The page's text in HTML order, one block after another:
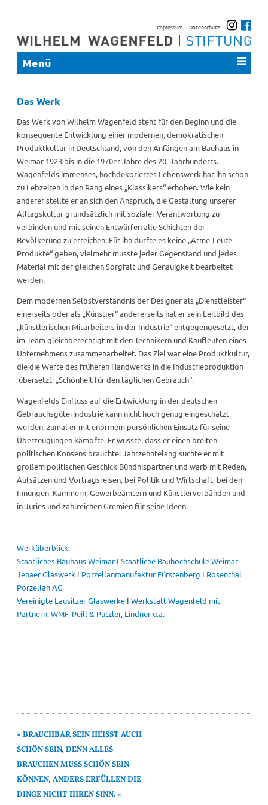
Impressum Datenschutz
Menü
Das Werk
Das Werk von Wilhelm Wagenfeld steht für den Beginn und die
konsequente Entwicklung einer modernen, demokratischen
Produktkultur in Deutschland, von den Anfängen am Bauhaus in
Weimar 1923 bis in die 1970er Jahre des 20. Jahrhunderts.
Wagenfelds immenses, hochdekoriertes Lebenswerk hat ihn schon
zu Lebzeiten in den Rang eines „Klassikers“ erhoben. Wie kein
anderer stellte er an sich den Anspruch, die Gestaltung unserer
Alltagskultur grundsätzlich mit sozialer Verantwortung zu
verbinden und mit seinen Entwürfen alle Schichten der
Bevölkerung zu erreichen: Für ihn durfte es keine „Arme-Leute-
Produkte“ geben, vielmehr musste jeder Gegenstand und jedes
Material mit der gleichen Sorgfalt und Genauigkeit bearbeitet
werden.
Dem modernen Selbstverständnis der Designer als „Dienstleister“
einerseits oder als „Künstler“ andererseits hat er sein Leitbild des
„künstlerischen Mitarbeiters in der Industrie“ entgegengesetzt, der
im Team gleichberechtigt mit den Technikern und Kaufleuten eines
Unternehmens zusammenarbeitet. Das Ziel war eine Produktkultur,
die die Werte des früheren Handwerks in die Industrieproduktion
übersetzt: „Schönheit für den täglichen Gebrauch“.
Wagenfelds Einfluss auf die Entwicklung in der deutschen
Gebrauchsgüterindustrie kann nicht hoch genug eingeschätzt
werden, zumal er mit enormem persönlichen Einsatz für seine
Überzeugungen kämpfte. Er wusste, dass er einen breiten
politischen Konsens brauchte: Jahrzehntelang suchte er mit
großem politischen Geschick Bündnispartner und warb mit Reden,
Aufsätzen und Vortragsreisen, bei Politik und Wirtschaft, bei den
Innungen, Kammern, Gewerbeämtern und Künstlerverbänden und
in Juries und zahlreichen Gremien für seine Ideen.
Werküberblick:
Staatliches Bauhaus Weimar I Staatliche Bauhochschule Weimar
Jenaer Glaswerk I Porzellanmanufaktur Fürstenberg I Rosenthal
Porzellan AG
Vereinigte Lausitzer Glaswerke I Werkstatt Wagenfeld mit
Partnern: WMF, Peill & Putzler, Lindner u.a.
BRAUCHBAR SEIN HEISST AUCH
SCHÖN SEIN, DENN ALLES
BRAUCHEN MUSS SCHÖN SEIN
KÖNNEN, ANDERS ERFÜLLEN DIE
DINGE NICHT IHREN SINN.